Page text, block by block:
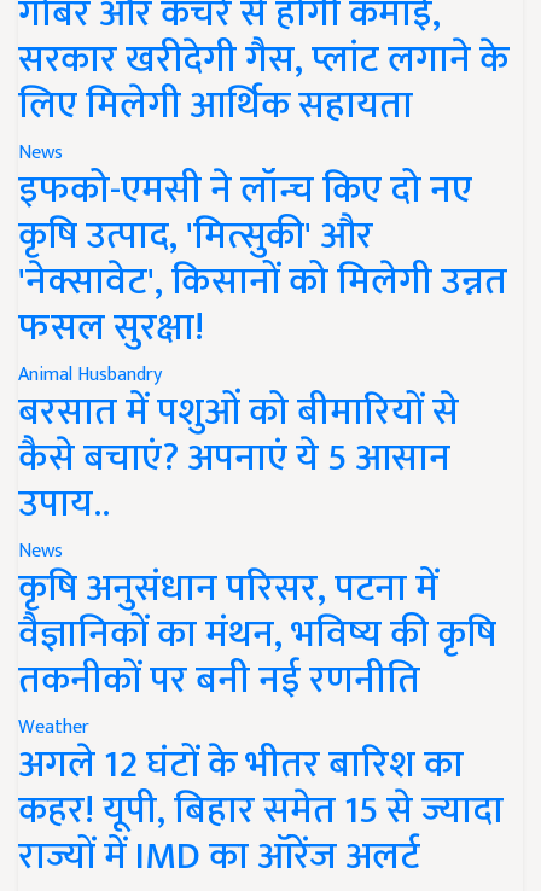
गोबर और कचरे से होगी कमाई,
सरकार खरीदेगी गैस, प्लांट लगाने के
लिए मिलेगी आर्थिक सहायता
News
इफको-एमसी ने लॉन्च किए दो नए
कृषि उत्पाद, 'मित्सुकी' और
'नेक्सावेट', किसानों को मिलेगी उन्नत
फसल सुरक्षा!
Animal Husbandry
बरसात में पशुओं को बीमारियों से
कैसे बचाएं? अपनाएं ये 5 आसान
उपाय..
News
कृषि अनुसंधान परिसर, पटना में
वैज्ञानिकों का मंथन, भविष्य की कृषि
तकनीकों पर बनी नई रणनीति
Weather
अगले 12 घंटों के भीतर बारिश का
कहर! यूपी, बिहार समेत 15 से ज्यादा
राज्यों में IMD का ऑरेंज अलर्ट